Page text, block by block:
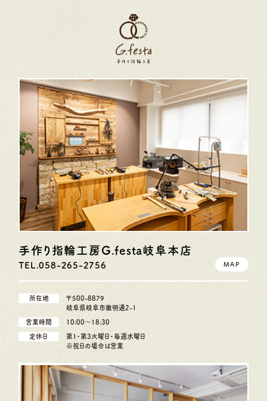
手作り指輪工房G.festa岐阜本店
TEL.058-265-2756 MAP
所在地
〒500-8879
岐阜県岐阜市徹明通2-1
営業時間 10:00〜18:30
定休日
第1・第3火曜日・毎週水曜日
※祝日の場合は営業